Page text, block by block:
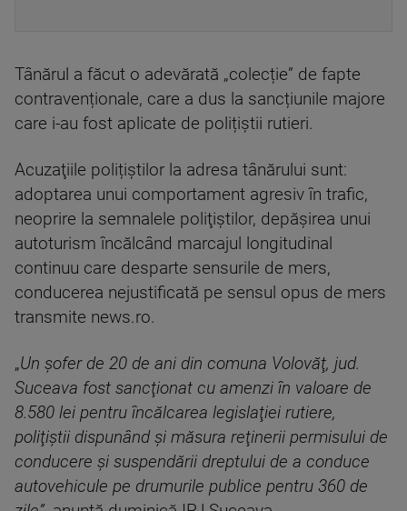
Tânărul a făcut o adevărată „colecție” de fapte
contravenționale, care a dus la sancțiunile majore
care i-au fost aplicate de polițiștii rutieri.
Acuzaţiile polițiștilor la adresa tânărului sunt:
adoptarea unui comportament agresiv în trafic,
neoprire la semnalele poliţiştilor, depăşirea unui
autoturism încălcând marcajul longitudinal
continuu care desparte sensurile de mers,
conducerea nejustificată pe sensul opus de mers
transmite news.ro.
„Un şofer de 20 de ani din comuna Volovăţ, jud.
Suceava fost sancţionat cu amenzi în valoare de
8.580 lei pentru încălcarea legislaţiei rutiere,
poliţiştii dispunând şi măsura reţinerii permisului de
conducere şi suspendării dreptului de a conduce
autovehicule pe drumurile publice pentru 360 de